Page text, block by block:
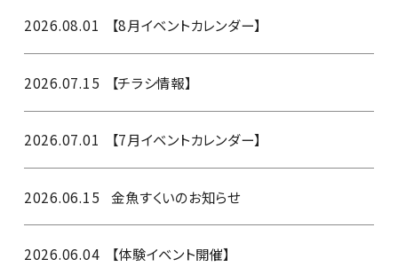
2026.08.01 【8月イベントカレンダー】
2026.07.15 【チラシ情報】
2026.07.01 【7月イベントカレンダー】
2026.06.15 金魚すくいのお知らせ
2026.06.04 【体験イベント開催】